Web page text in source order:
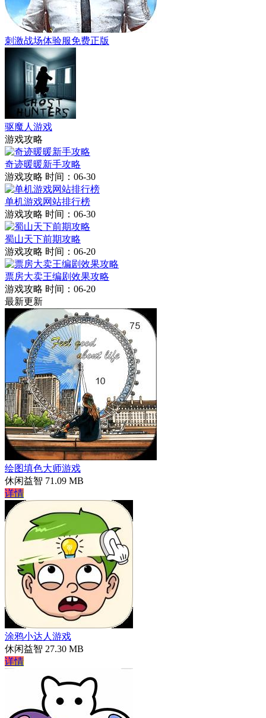
刺激战场体验服免费正版
驱魔人游戏
游戏攻略
奇迹暖暖新手攻略
游戏攻略 时间：06-30
单机游戏网站排行榜
游戏攻略 时间：06-30
蜀山天下前期攻略
游戏攻略 时间：06-20
票房大卖王编剧效果攻略
游戏攻略 时间：06-20
最新更新
绘图填色大师游戏
休闲益智 71.09 MB
详情
涂鸦小达人游戏
休闲益智 27.30 MB
详情